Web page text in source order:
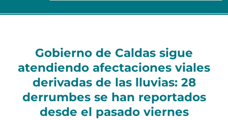
Gobierno de Caldas sigue
atendiendo afectaciones viales
derivadas de las lluvias: 28
derrumbes se han reportados
desde el pasado viernes